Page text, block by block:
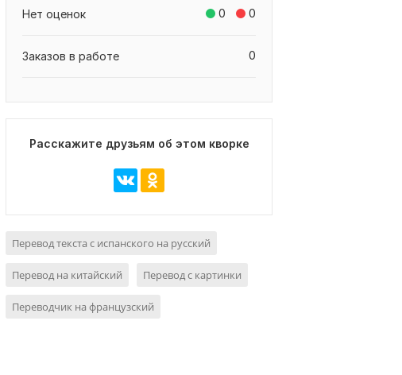
0 0
Нет оценок
0
Заказов в работе
Расскажите друзьям об этом кворке
Перевод текста с испанского на русский
Перевод на китайский Перевод с картинки
Переводчик на французский